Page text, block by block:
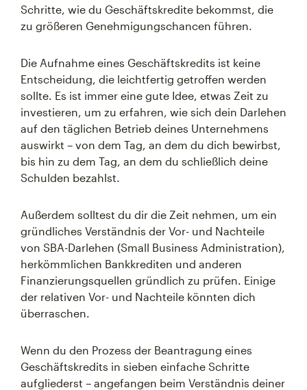
Schritte, wie du Geschäftskredite bekommst, die
zu größeren Genehmigungschancen führen.
Die Aufnahme eines Geschäftskredits ist keine
Entscheidung, die leichtfertig getroffen werden
sollte. Es ist immer eine gute Idee, etwas Zeit zu
investieren, um zu erfahren, wie sich dein Darlehen
auf den täglichen Betrieb deines Unternehmens
auswirkt – von dem Tag, an dem du dich bewirbst,
bis hin zu dem Tag, an dem du schließlich deine
Schulden bezahlst.
Außerdem solltest du dir die Zeit nehmen, um ein
gründliches Verständnis der Vor- und Nachteile
von SBA-Darlehen (Small Business Administration),
herkömmlichen Bankkrediten und anderen
Finanzierungsquellen gründlich zu prüfen. Einige
der relativen Vor- und Nachteile könnten dich
überraschen.
Wenn du den Prozess der Beantragung eines
Geschäftskredits in sieben einfache Schritte
aufgliederst – angefangen beim Verständnis deiner